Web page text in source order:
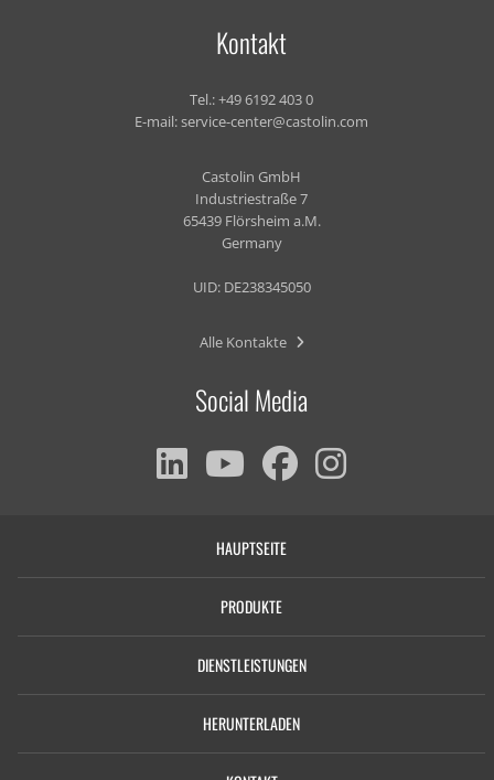
Kontakt
Tel.:+49 6192 403 0
E-mail:service-center@castolin.com
Castolin GmbH
Industriestraße 7
65439 Flörsheim a.M.
Germany
UID: DE238345050
Alle Kontakte
Social Media
HAUPTSEITE
PRODUKTE
DIENSTLEISTUNGEN
HERUNTERLADEN